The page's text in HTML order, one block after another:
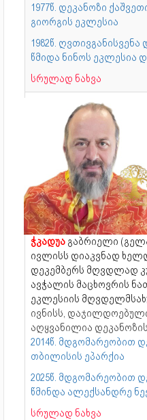
1977წ. დეკანოზი
გიორგის ეკლესია
1982წ.
წმიდა ნინოს ეკლესია
სრულად ნახვა
ჭკადუა გაბრიელი
ივლისს დიაკვნად
დეკემბერს მღვდლად
ავჭალის მაცხოვრის
ეკლესიის
ივნისს
აღყვანილია დეკანოზის
2014წ. მდგომარეობით
თბილისის ეპარქია
2025წ. მდგომარეობით
წმინდა ალექსანდრე
სრულად ნახვა